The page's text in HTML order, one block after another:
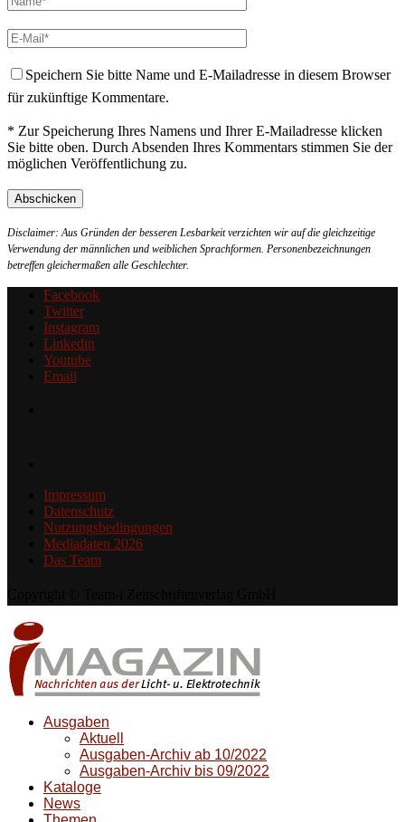
Speichern Sie bitte Name und E-Mailadresse in diesem Browser
für zukünftige Kommentare.
* Zur Speicherung Ihres Namens und Ihrer E-Mailadresse klicken
Sie bitte oben. Durch Absenden Ihres Kommentars stimmen Sie der
möglichen Veröffentlichung zu.
Disclaimer: Aus Gründen der besseren Lesbarkeit verzichten wir auf die gleichzeitige
Verwendung der männlichen und weiblichen Sprachformen. Personenbezeichnungen
betreffen gleichermaßen alle Geschlechter.
Facebook
Twitter
Instagram
Linkedin
Youtube
Email
Impressum
Datenschutz
Nutzungsbedingungen
Mediadaten 2026
Das Team
Ausgaben
Aktuell
Ausgaben-Archiv ab 10/2022
Ausgaben-Archiv bis 09/2022
Kataloge
News